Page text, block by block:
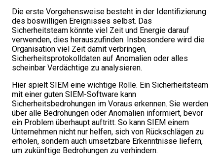
Die erste Vorgehensweise besteht in der Identifizierung
des böswilligen Ereignisses selbst. Das
Sicherheitsteam könnte viel Zeit und Energie darauf
verwenden, dies herauszufinden. Insbesondere wird die
Organisation viel Zeit damit verbringen,
Sicherheitsprotokolldaten auf Anomalien oder alles
scheinbar Verdächtige zu analysieren.
Hier spielt SIEM eine wichtige Rolle. Ein Sicherheitsteam
mit einer guten SIEM-Software kann
Sicherheitsbedrohungen im Voraus erkennen. Sie werden
über alle Bedrohungen oder Anomalien informiert, bevor
ein Problem überhaupt auftritt. So kann SIEM einem
Unternehmen nicht nur helfen, sich von Rückschlägen zu
erholen, sondern auch umsetzbare Erkenntnisse liefern,
um zukünftige Bedrohungen zu verhindern.